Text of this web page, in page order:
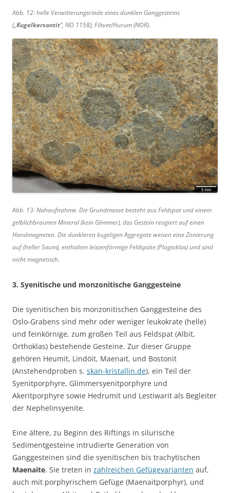
Abb. 12: helle Verwitterungsrinde eines dunklen Ganggesteins
(„Kugelkersantit“, NO 1158), Filtvet/Hurum (NOR).
Abb. 13: Nahaufnahme. Die Grundmasse besteht aus Feldspat und einem
gelblichbraunen Mineral (kein Glimmer), das Gestein reagiert auf einen
Handmagneten. Die dunkleren kugeligen Aggregate weisen eine Zonierung
auf (heller Saum), enthalten leistenförmige Feldspäte (Plagioklas) und sind
nicht magnetisch.
3. Syenitische und monzonitische Ganggesteine
Die syenitischen bis monzonitischen Ganggesteine des
Oslo-Grabens sind mehr oder weniger leukokrate (helle)
und feinkörnige, zum großen Teil aus Feldspat (Albit,
Orthoklas) bestehende Gesteine. Zur dieser Gruppe
gehören Heumit, Lindöit, Maenait, und Bostonit
(Anstehendproben s. skan-kristallin.de), ein Teil der
Syenitporphyre, Glimmersyenitporphyre und
Akeritporphyre sowie Hedrumit und Lestiwarit als Begleiter
der Nephelinsyenite.
Eine ältere, zu Beginn des Riftings in silurische
Sedimentgesteine intrudierte Generation von
Ganggesteinen sind die syenitischen bis trachytischen
Maenaite. Sie treten in zahlreichen Gefügevarianten auf,
auch mit porphyrischem Gefüge (Maenaitporphyr), und